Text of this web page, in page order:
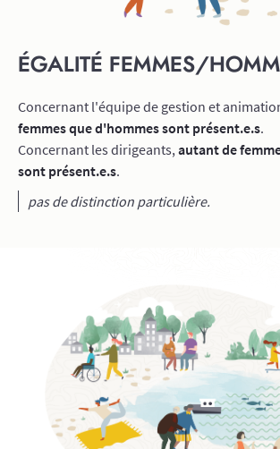
ÉGALITÉ FEMMES/
Concernant l'équipe de gestion et
femmes que d'hommes sont présent.e.s.
Concernant les dirigeants,autant de
sont présent.e.s.
pas de distinction particulière.